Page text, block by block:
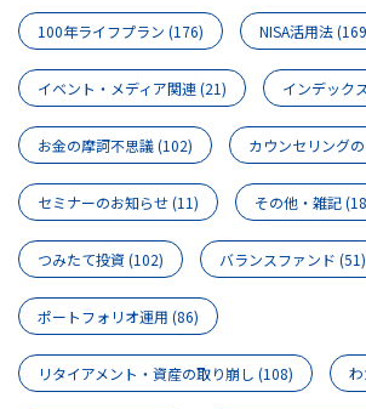
100年ライフプラン (176) NISA活用法
イベント・メディア関連(21) インデック
お金の摩訶不思議(102) カウンセリング
セミナーのお知らせ(11) その他・雑記
つみたて投資(102) バランスファンド (51)
ポートフォリオ運用 (86)
リタイアメント・資産の取り崩し (108)